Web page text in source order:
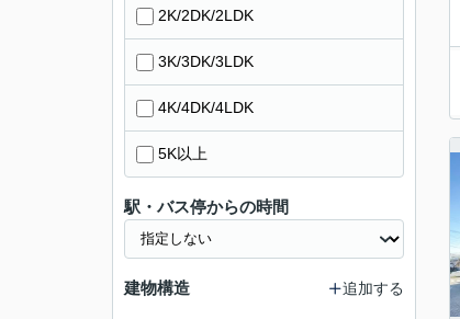
2K/2DK/2LDK
3K/3DK/3LDK
4K/4DK/4LDK
5K以上
駅・バス停からの時間
建物構造 追加する